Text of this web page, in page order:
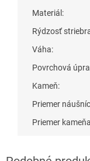
Materiál :
Rýdzosť
Váha:
Povrchová
Kameň:
Priemer náušníc
Priemer kameňa